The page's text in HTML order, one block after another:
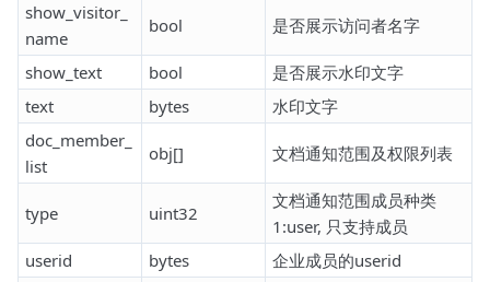
show_visitor_
name
bool 是否展示访问者名字
show_text bool
是否展示水印文字
text
bytes
水印文字
doc_member_
list
obj[] 文档通知范围及权限列表
type uint32
文档通知范围成员种类
1:user, 只支持成员
userid
bytes 企业成员的userid